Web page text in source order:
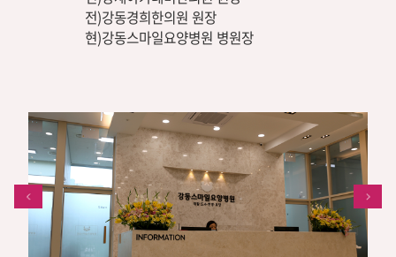
전)강동경희한의원 원장
현)강동스마일요양병원 병원장